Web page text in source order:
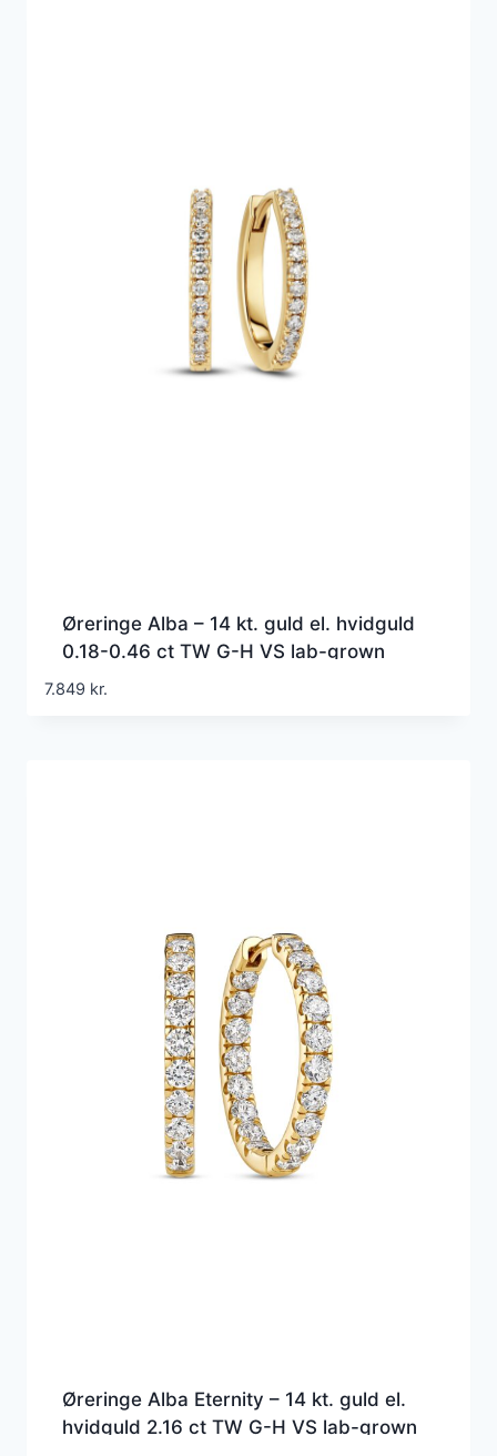
Øreringe Alba – 14 kt. guld el. hvidguld
0.18-0.46 ct TW G-H VS lab-grown
diamanter
7.849 kr.
Øreringe Alba Eternity – 14 kt. guld el.
hvidguld 2.16 ct TW G-H VS lab-grown